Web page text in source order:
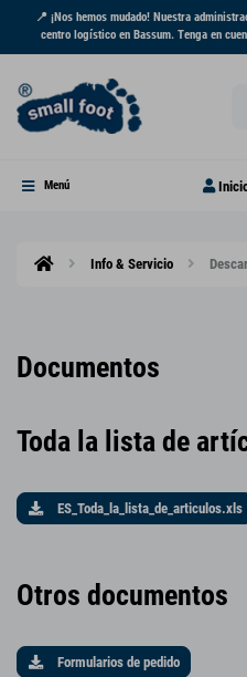
📍 ¡Nos hemos mudado! Nuestra
centro logístico en Bassum. Tenga en
Menú
Info & Servicio
Documentos
Toda la lista de
ES_Toda_la_lista_de_articulos.xls
Otros documentos
Formularios de pedido